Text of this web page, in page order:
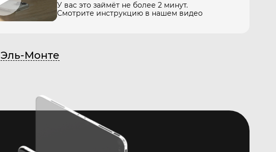
У вас это займёт не более 2 минут.
Смотрите инструкцию в нашем видео
Эль-Монте